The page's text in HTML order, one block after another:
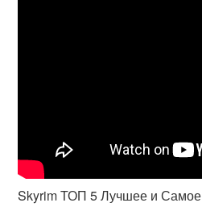
Skyrim ТОП 5 Лучшее и